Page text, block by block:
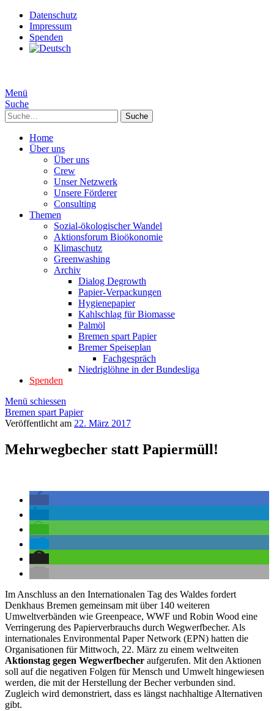
Datenschutz
Impressum
Spenden
Menü
Suche
Suche
Home
Über uns
Über uns
Crew
Unser Netzwerk
Unsere Förderer
Consulting
Themen
Sozial-ökologischer Wandel
Aktionsforum Bioökonomie
Klimaschutz
Greenwashing
Archiv
Dialog Degrowth
Papier-Verpackungen
Hygienepapier
Kahlschlag für Biomasse
Palmöl
Bremen spart Papier
Bremer Speiseplan
Fachgespräch
Niedriglöhne in der Bundesliga
Spenden
Menü schiessen
Bremen spart Papier
Veröffentlicht am 22. März 2017
Mehrwegbecher statt Papiermüll!
Im Anschluss an den Internationalen Tag des Waldes fordert
Denkhaus Bremen gemeinsam mit über 140 weiteren
Umweltverbänden wie Greenpeace, WWF und Robin Wood eine
Verringerung des Papierverbrauchs durch Wegwerfbecher. Als
internationales Environmental Paper Network (EPN) hatten die
Organisationen für Mittwoch, 22. März zu einem weltweiten
Aktionstag gegen Wegwerfbecher aufgerufen. Mit den Aktionen
soll auf die negativen Folgen für Mensch und Umwelt hingewiesen
werden, die mit der Herstellung der Becher verbunden sind.
Zugleich wird demonstriert, dass es längst nachhaltige Alternativen
gibt.